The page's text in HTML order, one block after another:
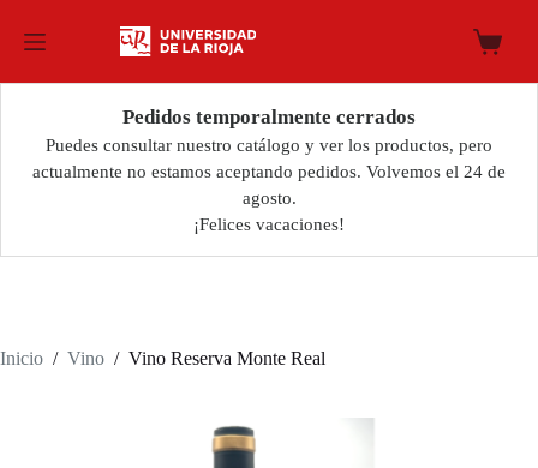
contenido
Carro
Pedidos temporalmente cerrados
Puedes consultar nuestro catálogo y ver los productos, pero
actualmente no estamos aceptando pedidos. Volvemos el 24 de
agosto.
¡Felices vacaciones!
Inicio / Vino / Vino Reserva Monte Real